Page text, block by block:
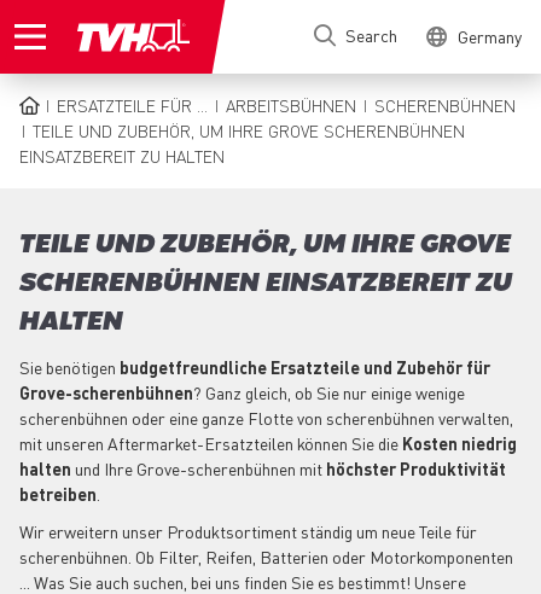
to
Search Germany
BREADCRUMB
ERSATZTEILE FÜR ... ARBEITSBÜHNEN
SCHERENBÜHNEN
TEILE UND ZUBEHÖR, UM IHRE GROVE SCHERENBÜHNEN
EINSATZBEREIT ZU HALTEN
TEILE UND ZUBEHÖR, UM IHRE GROVE
SCHERENBÜHNEN EINSATZBEREIT ZU
HALTEN
Sie benötigen budgetfreundliche Ersatzteile und Zubehör für
Grove-scherenbühnen? Ganz gleich, ob Sie nur einige wenige
scherenbühnen oder eine ganze Flotte von scherenbühnen verwalten,
mit unseren Aftermarket-Ersatzteilen können Sie die Kosten niedrig
halten und Ihre Grove-scherenbühnen mit höchster Produktivität
betreiben
Wir erweitern unser Produktsortiment ständig um neue Teile für
scherenbühnen. Ob Filter, Reifen, Batterien oder Motorkomponenten
... Was Sie auch suchen, bei uns finden Sie es bestimmt! Unsere